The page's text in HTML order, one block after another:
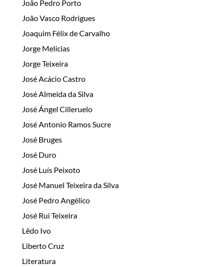
João Pedro Porto
João Vasco Rodrigues
Joaquim Félix de Carvalho
Jorge Melícias
Jorge Teixeira
José Acácio Castro
José Almeida da Silva
José Ángel Cilleruelo
José Antonio Ramos Sucre
José Bruges
José Duro
José Luís Peixoto
José Manuel Teixeira da Silva
José Pedro Angélico
José Rui Teixeira
Lêdo Ivo
Liberto Cruz
Literatura